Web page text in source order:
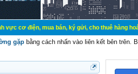
mua bán, ký gửi, cho thuê hàng hoá
gặp bằng cách nhấn vào liên kết bên trên.